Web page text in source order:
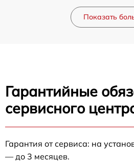
Показать
Гарантийные
сервисного
Гарантия от сервиса: на
— до 3 месяцев.